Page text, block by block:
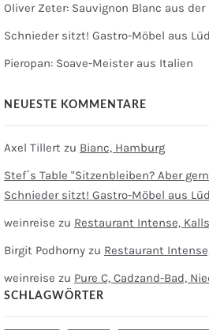
Oliver Zeter: Sauvignon Blanc aus der
Schnieder sitzt! Gastro-Möbel aus
Pieropan: Soave-Meister aus Italien
NEUESTE KOMMENTARE
Axel Tillert zu Bianc, Hamburg
Stef´s Table "Sitzenbleiben? Aber
Schnieder sitzt! Gastro-Möbel aus
weinreise zu Restaurant Intense,
Birgit Podhorny zu Restaurant
weinreise zu Pure C, Cadzand-Bad,
SCHLAGWÖRTER